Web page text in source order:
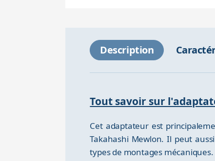
Description
Tout savoir sur
Cet adaptateur est
Takahashi Mewlon. Il peut
types de montages mécaniques.